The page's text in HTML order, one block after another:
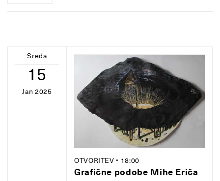
Sreda
15
Jan 2025
OTVORITEV • 18:00
Grafične podobe Mihe Eriča